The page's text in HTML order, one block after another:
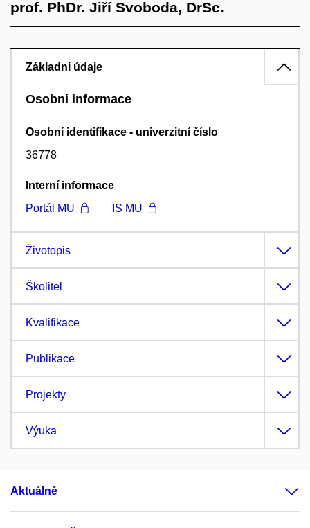
prof. PhDr. Jiří Svoboda, DrSc.
Základní údaje
Osobní informace
Osobní identifikace - univerzitní číslo
36778
Interní informace
Portál MU
IS MU
Životopis
Školitel
Kvalifikace
Publikace
Projekty
Výuka
Aktuálně